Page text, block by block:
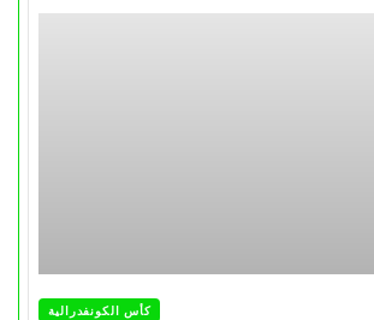
كأس الكونفدرالية